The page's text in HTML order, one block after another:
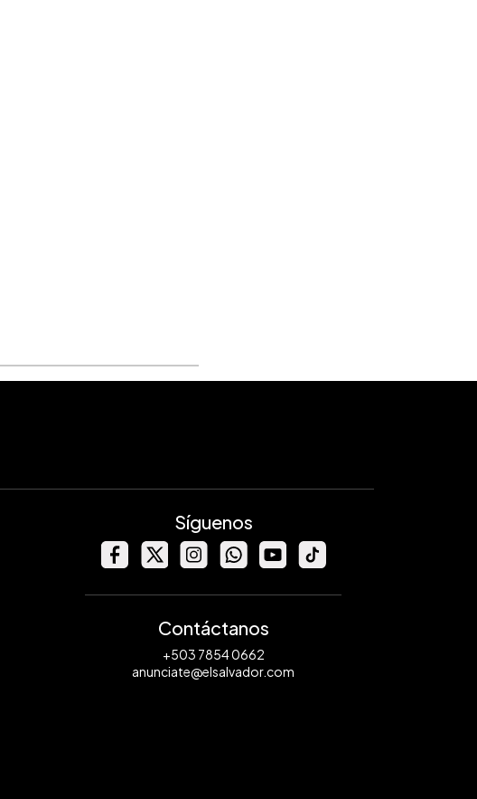
Síguenos
Contáctanos
+503 7854 0662
anunciate@elsalvador.com